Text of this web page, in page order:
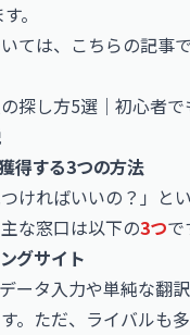
。
ては、こちらの記事
探し方5選｜初心者で
得する3つの方法
つければいいの？」と
な窓口は以下の3つで
グサイト
ータ入力や単純な翻
。ただ、ライバルも